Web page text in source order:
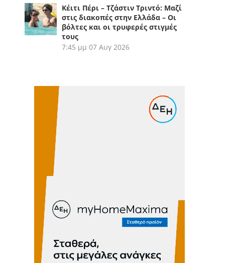
Κέιτι Πέρι – Τζάστιν Τριντό: Μαζί
στις διακοπές στην Ελλάδα – Οι
βόλτες και οι τρυφερές στιγμές
τους
7:45 μμ 07 Αυγ 2026